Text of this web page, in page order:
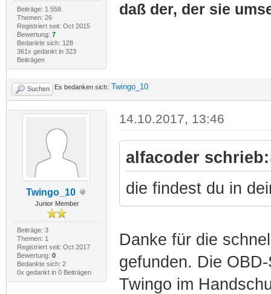
Beiträge: 1.558
Themen: 26
Registriert seit: Oct 2015
Bewertung: 7
Bedankte sich: 128
361x gedankt in 323
Beiträgen
daß der, der sie
Suchen Es bedanken sich: Twingo_10
Twingo_10
Junior Member
Beiträge: 3
Themen: 1
Registriert seit: Oct 2017
Bewertung: 0
Bedankte sich: 2
0x gedankt in 0 Beiträgen
14.10.2017, 13:46
alfacoder schrieb:
die findest du in
Danke für die
gefunden. Die
Twingo im